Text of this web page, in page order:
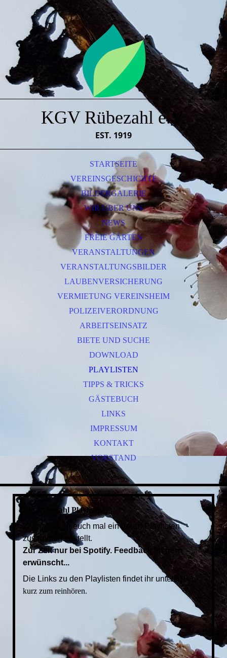
KGV Rübezahl e.V.
EST. 1919
STARTSEITE
VEREINSGESCHICHTE
BILDERGALERIE
WIR ÜBER UNS
NEWS
FREIE GÄRTEN
VERANSTALTUNGEN
VERANSTALTUNGSBILDER
LAUBENVERSICHERUNG
VERMIETUNG VEREINSHEIM
POLIZEIVERORDNUNG
ARBEITSEINSATZ
BIETE UND SUCHE
DOWNLOAD
PLAYLISTEN
TIPPS & TRICKS
GÄSTEBUCH
LINKS
IMPRESSUM
KONTAKT
VORSTAND
Die Rübezahl Playlisten
Wir haben für euch mal ein (paar) Playlisten
zusammen gestellt.
Zur Zeit nur bei Spotify. Feedback ist gern
erwünscht...
Die Links zu den Playlisten findet ihr unten.
Hier
kurz zum reinhören.